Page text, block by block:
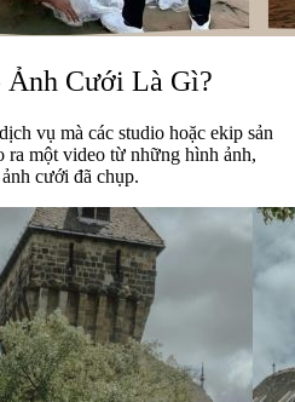
Cưới Là Gì?
vụ mà các studio hoặc ekip sản
ra một video từ những hình ảnh,
cưới đã chụp.